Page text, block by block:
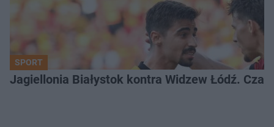
SPORT
Jagiellonia Białystok kontra Widzew Łódź.